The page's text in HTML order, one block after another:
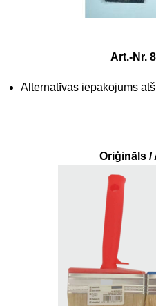
Art.-Nr.
Alternatīvas iepakojums
Oriģināls /